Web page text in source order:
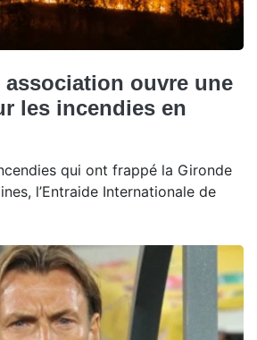
association ouvre une
les incendies en
qui ont frappé la Gironde
l’Entraide Internationale de